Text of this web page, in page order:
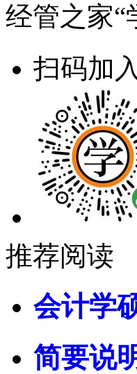
经管之家“
扫码加
推荐阅读
会计学
简要说